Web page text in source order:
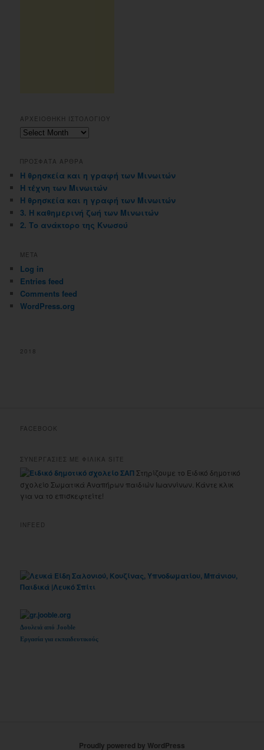
ΑΡΧΕΙΟΘΗΚΗ ΙΣΤΟΛΟΓΙΟΥ
Αρχειοθηκη
ΠΡΟΣΦΑΤΑ ΑΡΘΡΑ
Η θρησκεία και η γραφή των Μινωιτών
Η τέχνη των Μινωιτών
Η θρησκεία και η γραφή των Μινωιτών
3. Η καθημερινή ζωή των Μινωιτών
2. Το ανάκτορο της Κνωσού
META
Log in
Entries feed
Comments feed
WordPress.org
2018
FACEBOOK
ΣΥΝΕΡΓΑΣΙΕΣ ΜΕ ΦΙΛΙΚΑ SITE
Στηρίζουμε το Ειδικό δημοτικό
σχολείο Σωματικά Αναπήρων παιδιών Ιωαννίνων. Κάντε κλικ
για να το επισκεφτείτε!
INFEED
Δουλειά από Jooble
Εργασία για εκπαιδευτικούς
Proudly powered by WordPress